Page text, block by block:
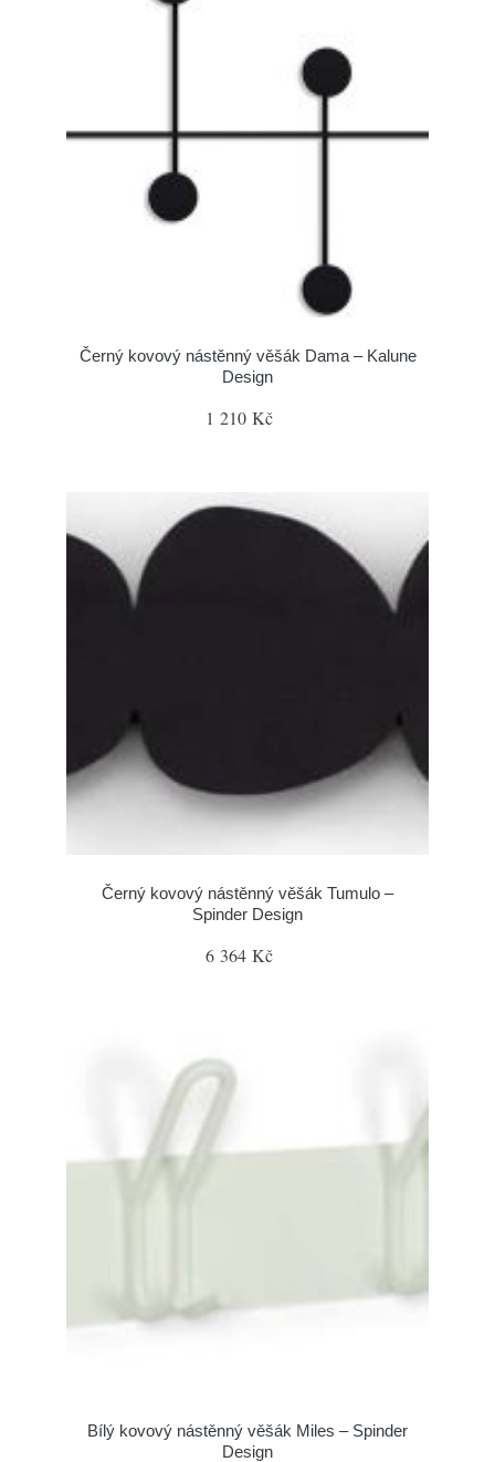
Černý kovový nástěnný věšák Dama – Kalune
Design
1 210 Kč
Černý kovový nástěnný věšák Tumulo –
Spinder Design
6 364 Kč
Bílý kovový nástěnný věšák Miles – Spinder
Design